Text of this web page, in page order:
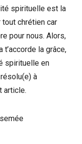
spirituelle est la
chrétien car
pour nous. Alors,
la grâce,
spirituelle en
à
article.